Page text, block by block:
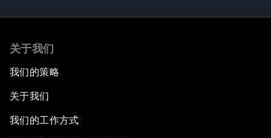
关于我们
我们的策略
关于我们
我们的工作方式